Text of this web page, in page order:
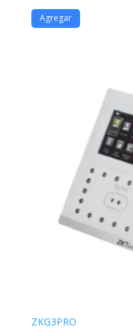
Agregar
ZKG3PRO